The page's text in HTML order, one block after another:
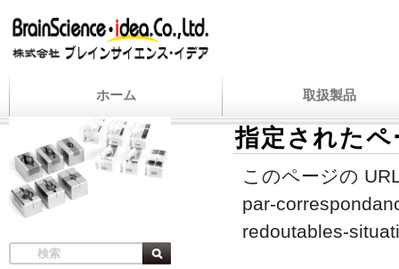
ホーム 取扱製品
指定された
このページの
par-
redoutables-